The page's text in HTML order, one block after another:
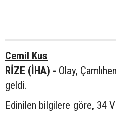
Cemil Kus
RİZE (İHA) - Olay,
geldi.
Edinilen bilgilere göre, 34